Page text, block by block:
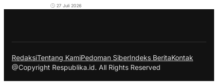
27 Juli 2026
RedaksiTentang KamiPedoman SiberIndeks BeritaKontak
@Copyright Respublika.id. All Rights Reserved